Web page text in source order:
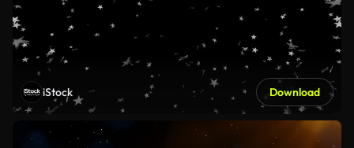
iStock Download